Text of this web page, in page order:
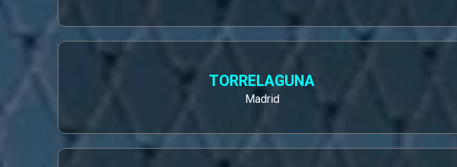
TORRELAGUNA
Madrid